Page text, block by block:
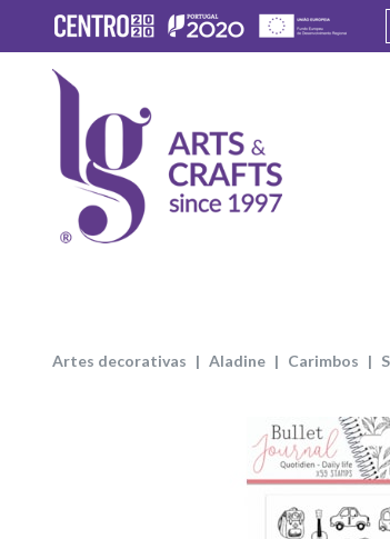
artes decorativas aladine carimbos